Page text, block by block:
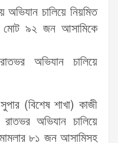
চালিয়ে নিয়মিত
মোট ৯২ জন আসামিকে
অভিযান চালিয়ে
(বিশেষ শাখা) কাজী
অভিযান চালিয়ে
৮১ জন আসামিসহ